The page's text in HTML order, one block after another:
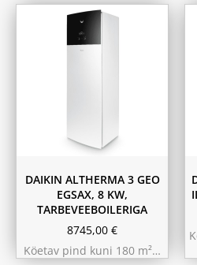
DAIKIN ALTHERMA 3 GEO
EGSAX, 8 KW,
TARBEVEEBOILERIGA
8745,00 €
Köetav pind kuni 180 m²…